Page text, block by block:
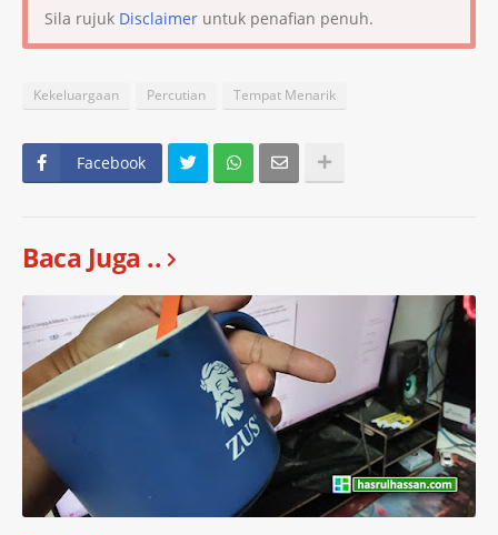
Sila rujuk Disclaimer untuk penafian penuh.
Kekeluargaan Percutian Tempat Menarik
Facebook
Baca Juga ..